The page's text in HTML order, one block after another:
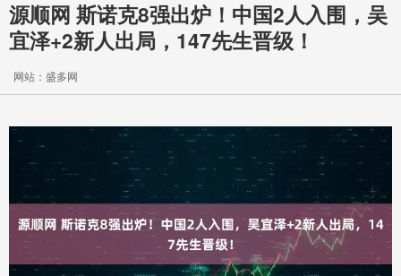
源顺网 斯诺克8强出炉！中国2人入围，吴
宜泽+2新人出局，147先生晋级！
网站：盛多网